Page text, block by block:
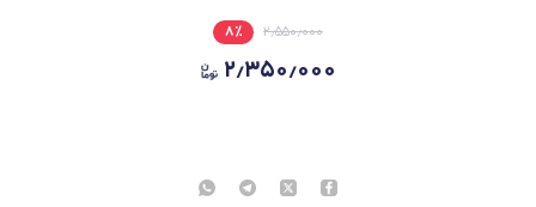
۲٫۵۵۰٫۰۰۰ ۸٪
۲٫۳۵۰٫۰۰۰